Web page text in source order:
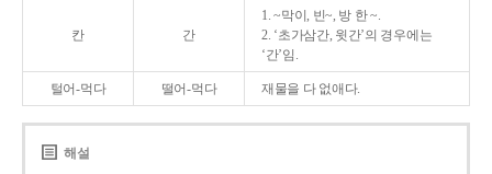
칸 간
1. ~막이, 빈~, 방 한 ~.
2. ‘초가삼간, 윗간’의 경우에는
‘간’임.
털어-먹다 떨어-먹다 재물을 다 없애다.
해설